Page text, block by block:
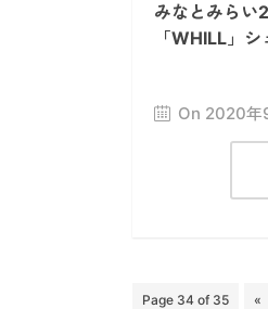
みなとみらい
「WHILL」
On 2020年
Page 34 of 35 «